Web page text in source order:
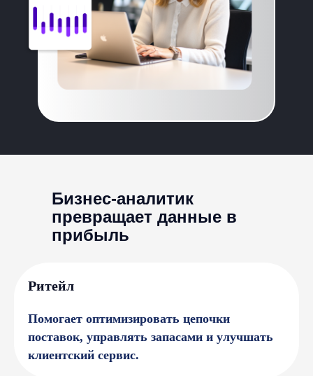
*входит в тариф Мастер
Бизнес-аналитик
превращает данные в
прибыль
Рит ейл
Помогает оптимизировать цепочки
поставок, управлять запасами и улучшать
клиентский сервис.